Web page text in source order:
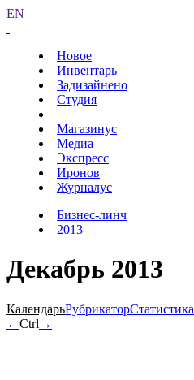
EN
Новое
Инвентарь
Задизайнено
Студия
Магазинус
Медиа
Экспресс
Иронов
Журналус
Бизнес-линч
2013
Декабрь 2013
КалендарьРубрикаторСтатистика
←Ctrl →